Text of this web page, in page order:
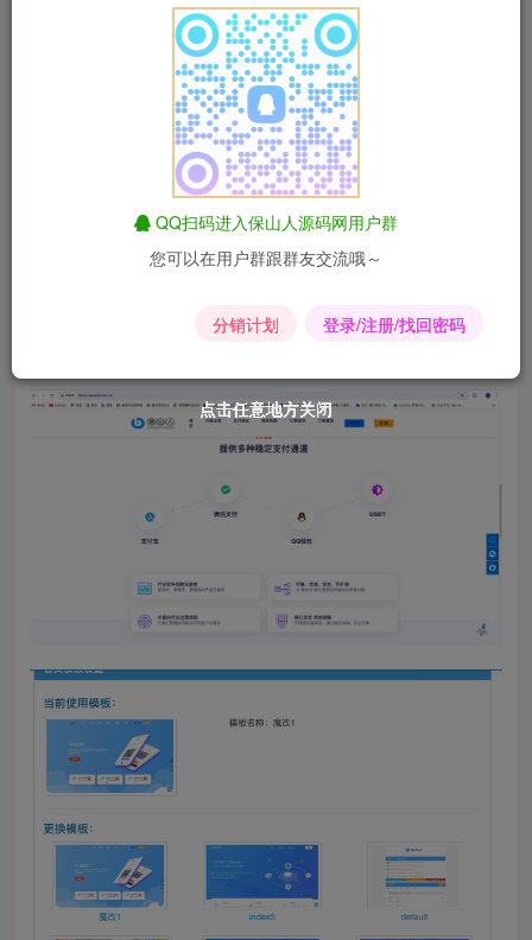
名/install 进行提示安装!
点击任意地方关闭
点击任意地方关闭
点击任意地方关闭
点击任意地方关闭
点击任意地方关闭
点击任意地方关闭
QQ扫码进入保山人源码网用户群
您可以在用户群跟群友交流哦～
分销计划 登录/注册/找回密码